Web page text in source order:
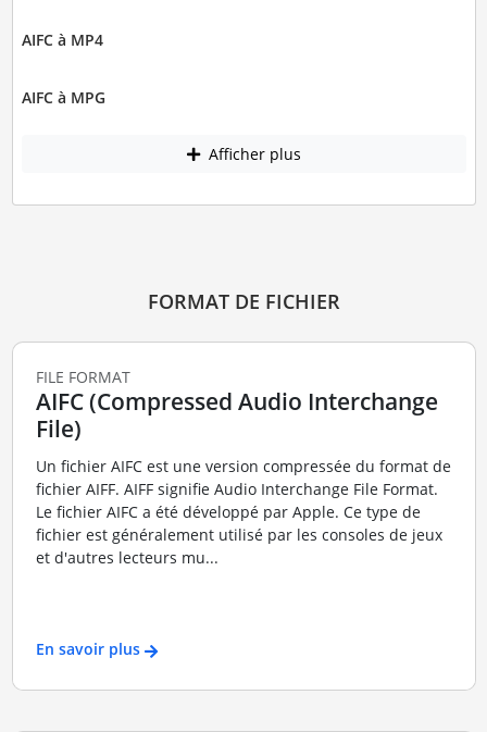
AIFC à MP4
AIFC à MPG
Afficher plus
FORMAT DE FICHIER
FILE FORMAT
AIFC (Compressed Audio Interchange
File)
Un fichier AIFC est une version compressée du format de
fichier AIFF. AIFF signifie Audio Interchange File Format.
Le fichier AIFC a été développé par Apple. Ce type de
fichier est généralement utilisé par les consoles de jeux
et d'autres lecteurs mu...
En savoir plus